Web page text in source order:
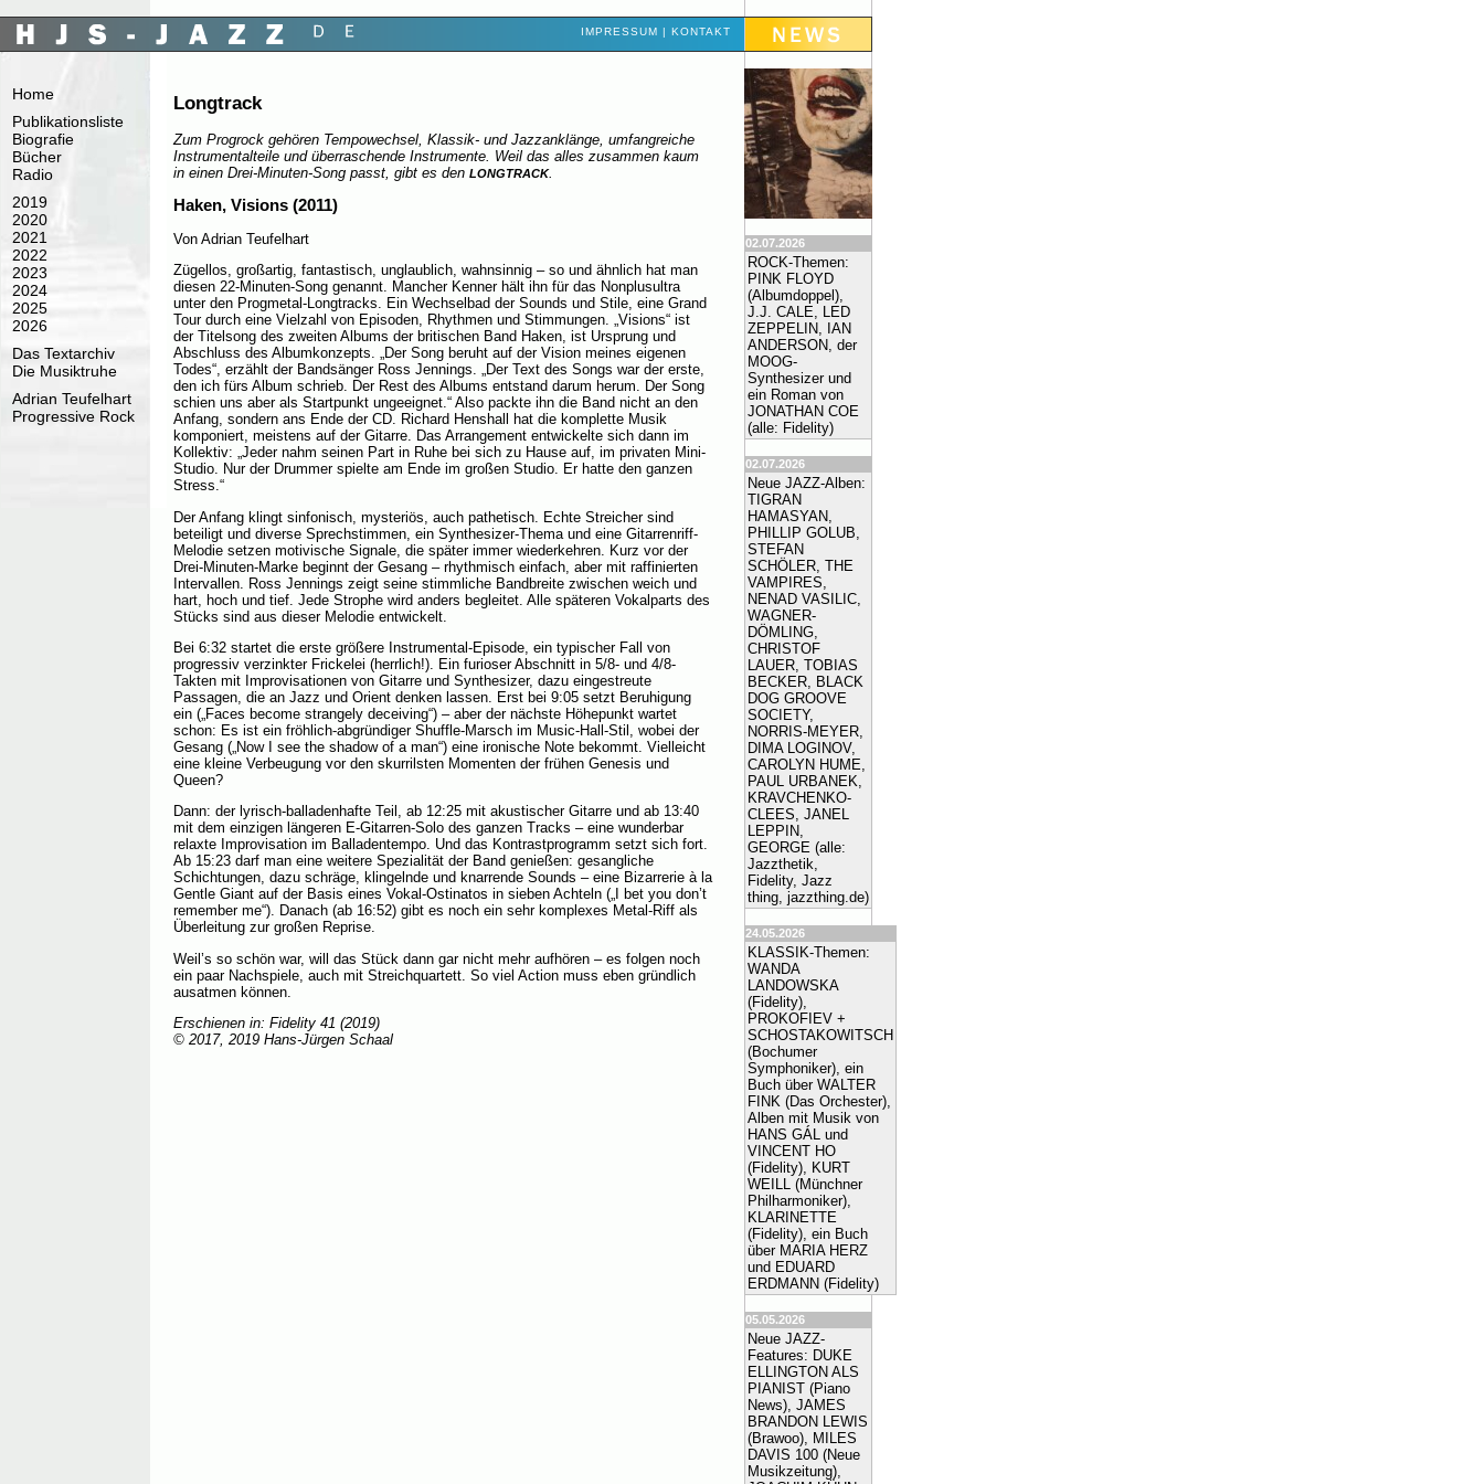
IMPRESSUM | KONTAKT
Home
Publikationsliste
Biografie
Bücher
Radio
2019
2020
2021
2022
2023
2024
2025
2026
Das Textarchiv
Die Musiktruhe
Adrian Teufelhart
Progressive Rock
Longtrack
Zum Progrock gehören Tempowechsel, Klassik- und Jazzanklänge, umfangreiche
Instrumentalteile und überraschende Instrumente. Weil das alles zusammen kaum
in einen Drei-Minuten-Song passt, gibt es den LONGTRACK.
Haken, Visions (2011)
Von Adrian Teufelhart
Zügellos, großartig, fantastisch, unglaublich, wahnsinnig – so und ähnlich hat man
diesen 22-Minuten-Song genannt. Mancher Kenner hält ihn für das Nonplusultra
unter den Progmetal-Longtracks. Ein Wechselbad der Sounds und Stile, eine Grand
Tour durch eine Vielzahl von Episoden, Rhythmen und Stimmungen. „Visions“ ist
der Titelsong des zweiten Albums der britischen Band Haken, ist Ursprung und
Abschluss des Albumkonzepts. „Der Song beruht auf der Vision meines eigenen
Todes“, erzählt der Bandsänger Ross Jennings. „Der Text des Songs war der erste,
den ich fürs Album schrieb. Der Rest des Albums entstand darum herum. Der Song
schien uns aber als Startpunkt ungeeignet.“ Also packte ihn die Band nicht an den
Anfang, sondern ans Ende der CD. Richard Henshall hat die komplette Musik
komponiert, meistens auf der Gitarre. Das Arrangement entwickelte sich dann im
Kollektiv: „Jeder nahm seinen Part in Ruhe bei sich zu Hause auf, im privaten Mini-
Studio. Nur der Drummer spielte am Ende im großen Studio. Er hatte den ganzen
Stress.“
Der Anfang klingt sinfonisch, mysteriös, auch pathetisch. Echte Streicher sind
beteiligt und diverse Sprechstimmen, ein Synthesizer-Thema und eine Gitarrenriff-
Melodie setzen motivische Signale, die später immer wiederkehren. Kurz vor der
Drei-Minuten-Marke beginnt der Gesang – rhythmisch einfach, aber mit raffinierten
Intervallen. Ross Jennings zeigt seine stimmliche Bandbreite zwischen weich und
hart, hoch und tief. Jede Strophe wird anders begleitet. Alle späteren Vokalparts des
Stücks sind aus dieser Melodie entwickelt.
Bei 6:32 startet die erste größere Instrumental-Episode, ein typischer Fall von
progressiv verzinkter Frickelei (herrlich!). Ein furioser Abschnitt in 5/8- und 4/8-
Takten mit Improvisationen von Gitarre und Synthesizer, dazu eingestreute
Passagen, die an Jazz und Orient denken lassen. Erst bei 9:05 setzt Beruhigung
ein („Faces become strangely deceiving“) – aber der nächste Höhepunkt wartet
schon: Es ist ein fröhlich-abgründiger Shuffle-Marsch im Music-Hall-Stil, wobei der
Gesang („Now I see the shadow of a man“) eine ironische Note bekommt. Vielleicht
eine kleine Verbeugung vor den skurrilsten Momenten der frühen Genesis und
Queen?
Dann: der lyrisch-balladenhafte Teil, ab 12:25 mit akustischer Gitarre und ab 13:40
mit dem einzigen längeren E-Gitarren-Solo des ganzen Tracks – eine wunderbar
relaxte Improvisation im Balladentempo. Und das Kontrastprogramm setzt sich fort.
Ab 15:23 darf man eine weitere Spezialität der Band genießen: gesangliche
Schichtungen, dazu schräge, klingelnde und knarrende Sounds – eine Bizarrerie à la
Gentle Giant auf der Basis eines Vokal-Ostinatos in sieben Achteln („I bet you don’t
remember me“). Danach (ab 16:52) gibt es noch ein sehr komplexes Metal-Riff als
Überleitung zur großen Reprise.
Weil’s so schön war, will das Stück dann gar nicht mehr aufhören – es folgen noch
ein paar Nachspiele, auch mit Streichquartett. So viel Action muss eben gründlich
ausatmen können.
Erschienen in: Fidelity 41 (2019)
© 2017, 2019 Hans-Jürgen Schaal
02.07.2026
ROCK-Themen:
PINK FLOYD
(Albumdoppel),
J.J. CALE, LED
ZEPPELIN, IAN
ANDERSON, der
MOOG-
Synthesizer und
ein Roman von
JONATHAN COE
(alle: Fidelity)
02.07.2026
Neue JAZZ-Alben:
TIGRAN
HAMASYAN,
PHILLIP GOLUB,
STEFAN
SCHÖLER, THE
VAMPIRES,
NENAD VASILIC,
WAGNER-
DÖMLING,
CHRISTOF
LAUER, TOBIAS
BECKER, BLACK
DOG GROOVE
SOCIETY,
NORRIS-MEYER,
DIMA LOGINOV,
CAROLYN HUME,
PAUL URBANEK,
KRAVCHENKO-
CLEES, JANEL
LEPPIN,
GEORGE (alle:
Jazzthetik,
Fidelity, Jazz
thing, jazzthing.de)
24.05.2026
KLASSIK-Themen:
WANDA
LANDOWSKA
(Fidelity),
PROKOFIEV +
SCHOSTAKOWITSCH
(Bochumer
Symphoniker), ein
Buch über WALTER
FINK (Das Orchester),
Alben mit Musik von
HANS GÁL und
VINCENT HO
(Fidelity), KURT
WEILL (Münchner
Philharmoniker),
KLARINETTE
(Fidelity), ein Buch
über MARIA HERZ
und EDUARD
ERDMANN (Fidelity)
05.05.2026
Neue JAZZ-
Features: DUKE
ELLINGTON ALS
PIANIST (Piano
News), JAMES
BRANDON LEWIS
(Brawoo), MILES
DAVIS 100 (Neue
Musikzeitung),